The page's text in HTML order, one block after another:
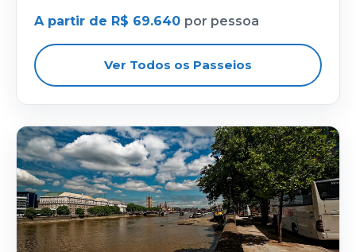
A partir de R$ 69.640 por pessoa
Ver Todos os Passeios